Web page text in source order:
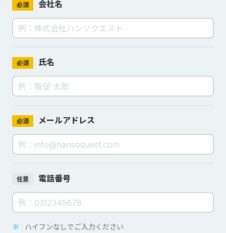
必須 会社名
必須 氏名
必須 メールアドレス
任意 電話番号
※ ハイフンなしでご入力ください